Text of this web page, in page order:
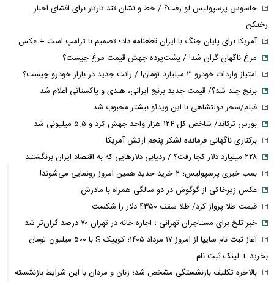
جاسوس پرسپولیس لو رفت؟ / خط و نشان تند تارتار برای افشای اخبار
رختکن
آمریکا برای پایان جنگ با ایران قطعنامه داد؛ تصمیم با ترامپ است + عکس
مرغ ناگهان گران شد! / پشت‌پرده جهش قیمت مرغ چیست؟
امتیاز واردات خودرو ۳ میلیارد تومان! / رانت جدید در بازار خودرو چیست؟
برنج چند شد؟/ قیمت جدید برنج ایرانی، هندی و پاکستانی اعلام شد
فیلم/سحر دولتشاهی با این ویدئو بیشتر محبوب شد
بورس ترکاند/ شاخص کل ۱۲۴ هزار واحد جهش کرد و ۵.۵ میلیونی شد
برکناری ناگهانی فرمانده لشکر پنجم ارتش آمریکا
۲۲۸ میلیارد دلار کجا رفت؟ / ردیابی دلارهایی که به اقتصاد ایران برنگشتند
بمب خبری پرسپولیس؛ ۲ خرید جدید همین امروز رونمایی می‌شوند!
عکس زیرخاکی از گوگوش در دو سالگی همراه با مادرش
قیمت طلا پرواز کرد/ طلا سقف ۴۳۵۰ دلار را شکست
خبر تلخ برای مستاجران تهرانی ؛ اجاره خانه در تهران ۷۰ درصد گران‌تر شد
آغاز ثبت نام سایپا از امروز ۱۷ مرداد ۱۴۰۵؛ کوییک S با ۵۰۰ میلیون تومان
بخرید + لینک ثبت نام
بالاخره تکلیف بازنشستگی مشخص شد؛ زنان و مردان با این شرایط بازنشسته